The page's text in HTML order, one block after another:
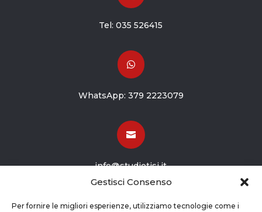
Gestisci Consenso
Per fornire le migliori esperienze, utilizziamo tecnologie come i
Tel:035 526415

WhatsApp: 379 2223079

info@studiotisi.it
